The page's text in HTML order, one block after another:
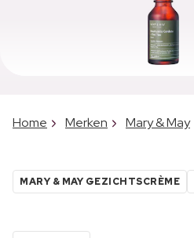
Home Merken Mary & May
MARY & MAY GEZICHTSCRÈME